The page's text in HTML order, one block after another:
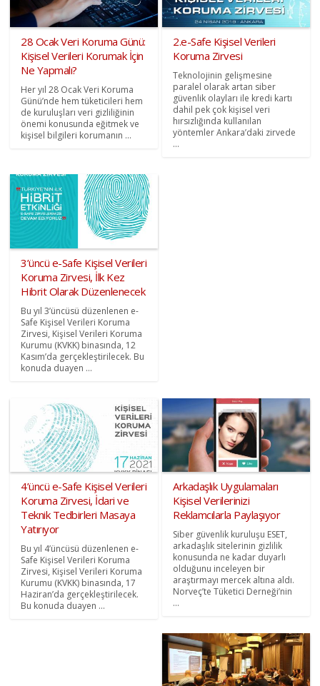
28 Ocak Veri Koruma Günü:
Kişisel Verileri Korumak İçin
Ne Yapmalı?
Her yıl 28 Ocak Veri Koruma
Günü’nde hem tüketicileri hem
de kuruluşları veri gizliliğinin
önemi konusunda eğitmek ve
kişisel bilgileri korumanın ...
2.e-Safe Kişisel Verileri
Koruma Zirvesi
Teknolojinin gelişmesine
paralel olarak artan siber
güvenlik olayları ile kredi kartı
dahil pek çok kişisel veri
hırsızlığında kullanılan
yöntemler Ankara’daki zirvede
...
3’üncü e-Safe Kişisel Verileri
Koruma Zirvesi, İlk Kez
Hibrit Olarak Düzenlenecek
Bu yıl 3’üncüsü düzenlenen e-
Safe Kişisel Verileri Koruma
Zirvesi, Kişisel Verileri Koruma
Kurumu (KVKK) binasında, 12
Kasım’da gerçekleştirilecek. Bu
konuda duayen ...
4’üncü e-Safe Kişisel Verileri
Koruma Zirvesi, İdari ve
Teknik Tedbirleri Masaya
Yatırıyor
Bu yıl 4’üncüsü düzenlenen e-
Safe Kişisel Verileri Koruma
Zirvesi, Kişisel Verileri Koruma
Kurumu (KVKK) binasında, 17
Haziran’da gerçekleştirilecek.
Bu konuda duayen ...
Arkadaşlık Uygulamaları
Kişisel Verilerinizi
Reklamcılarla Paylaşıyor
Siber güvenlik kuruluşu ESET,
arkadaşlık sitelerinin gizlilik
konusunda ne kadar duyarlı
olduğunu inceleyen bir
araştırmayı mercek altına aldı.
Norveç’te Tüketici Derneği’nin
...